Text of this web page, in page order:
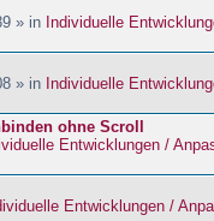
» in Individuelle
» in Individuelle
ohne Scroll
Entwicklungen /
Entwicklungen /